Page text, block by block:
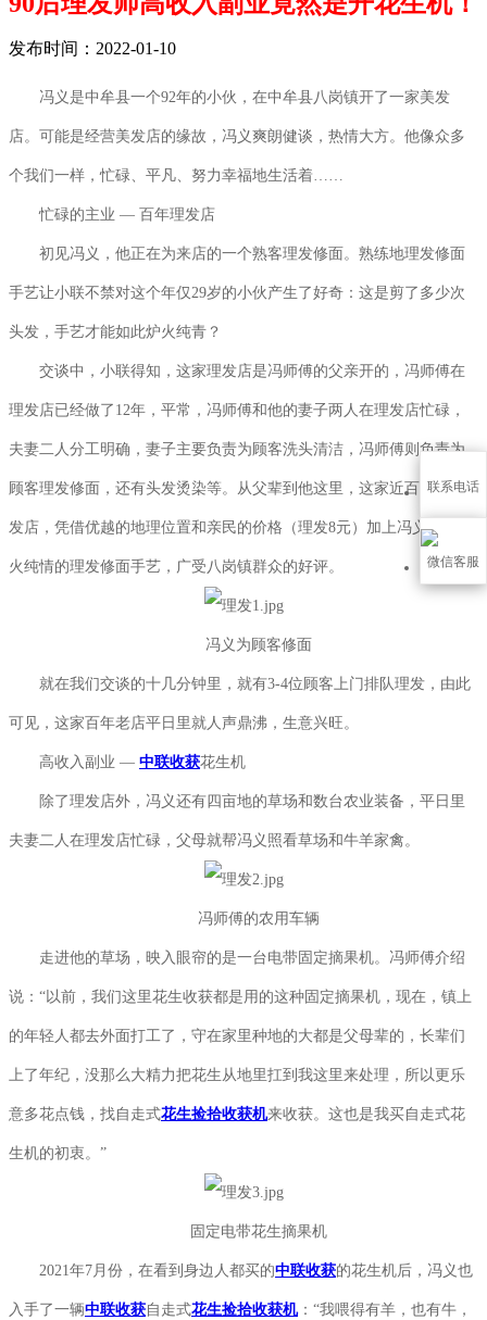
发布时间：2022-01-10
冯义是中牟县一个92年的小伙，在中牟县八岗镇开了一家美发
店。可能是经营美发店的缘故，冯义爽朗健谈，热情大方。他像众多
个我们一样，忙碌、平凡、努力幸福地生活着……
忙碌的主业 — 百年理发店
初见冯义，他正在为来店的一个熟客理发修面。熟练地理发修面
手艺让小联不禁对这个年仅29岁的小伙产生了好奇：这是剪了多少次
头发，手艺才能如此炉火纯青？
交谈中，小联得知，这家理发店是冯师傅的父亲开的，冯师傅在
理发店已经做了12年，平常，冯师傅和他的妻子两人在理发店忙碌，
夫妻二人分工明确，妻子主要负责为顾客洗头清洁，冯师傅则负责为
顾客理发修面，还有头发烫染等。从父辈到他这里，这家近百年的理
发店，凭借优越的地理位置和亲民的价格（理发8元）加上冯义师傅如
火纯情的理发修面手艺，广受八岗镇群众的好评。
冯义为顾客修面
就在我们交谈的十几分钟里，就有3-4位顾客上门排队理发，由此
可见，这家百年老店平日里就人声鼎沸，生意兴旺。
高收入副业 — 中联收获花生机
除了理发店外，冯义还有四亩地的草场和数台农业装备，平日里
夫妻二人在理发店忙碌，父母就帮冯义照看草场和牛羊家禽。
冯师傅的农用车辆
走进他的草场，映入眼帘的是一台电带固定摘果机。冯师傅介绍
说：“以前，我们这里花生收获都是用的这种固定摘果机，现在，镇上
的年轻人都去外面打工了，守在家里种地的大都是父母辈的，长辈们
上了年纪，没那么大精力把花生从地里扛到我这里来处理，所以更乐
意多花点钱，找自走式花生捡拾收获机来收获。这也是我买自走式花
生机的初衷。”
固定电带花生摘果机
2021年7月份，在看到身边人都买的中联收获的花生机后，冯义也
入手了一辆中联收获自走式花生捡拾收获机：“我喂得有羊，也有牛，
联系电话
微信客服